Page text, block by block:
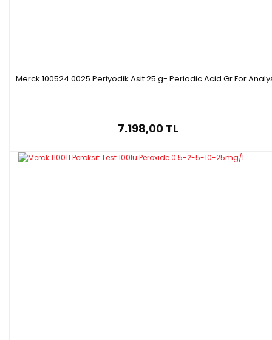
Merck 100524.0025 Periyodik Asit 25 g- Periodic Acid Gr For
7.198,00 TL